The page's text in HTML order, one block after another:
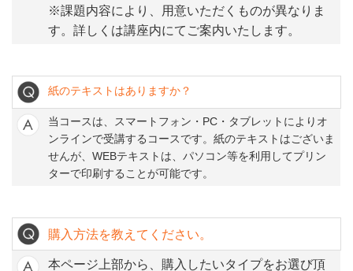
※課題内容により、用意いただくものが異なりま
す。詳しくは講座内にてご案内いたします。
紙のテキストはありますか？
当コースは、スマートフォン・PC・タブレットによりオ
ンラインで受講するコースです。紙のテキストはございま
せんが、WEBテキストは、パソコン等を利用してプリン
ターで印刷することが可能です。
購入方法を教えてください。
本ページ上部から、購入したいタイプをお選び頂